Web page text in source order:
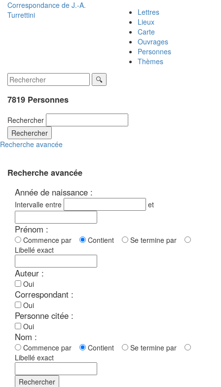
Correspondance de J.-A.
Turrettini
Lettres
Lieux
Carte
Ouvrages
Personnes
Thèmes
7819 Personnes
Rechercher
Rechercher
Recherche avancée
Recherche avancée
Année de naissance :
Intervalle entre et
Prénom :
Commence par Contient
Se termine par
Libellé exact
Auteur :
Oui
Correspondant :
Oui
Personne citée :
Oui
Nom :
Commence par Contient
Se termine par
Libellé exact
Rechercher